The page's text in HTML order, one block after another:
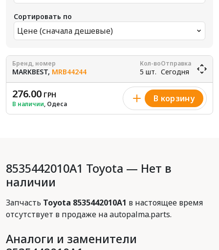
Сортировать по
Цене (сначала дешевые)
Бренд, номер
MARKBEST, MRB44244
Кол-во
5 шт.
Отправка
Сегодня
276.00 ГРН
В наличии, Одеса
В корзину
8535442010A1 Toyota — Нет в
наличии
Запчасть Toyota 8535442010A1 в настоящее время
отсутствует в продаже на autopalma.parts.
Аналоги и заменители